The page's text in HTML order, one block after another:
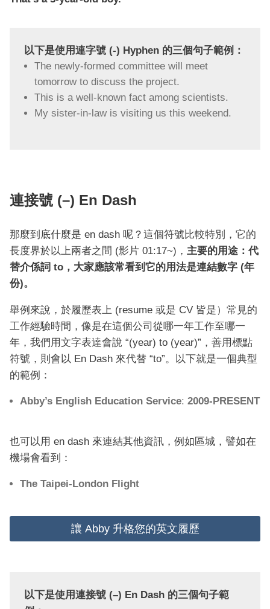
以下是使用連字號 (-) Hyphen 的三個句子範例：
The newly-formed committee will meet
tomorrow to discuss the project.
This is a well-known fact among scientists.
My sister-in-law is visiting us this weekend.
連接號 (–) En Dash
那麼到底什麼是 en dash 呢？這個符號比較特別，它的
長度界於以上兩者之間 (影片 01:17~)， 主要的用途：代
替介係詞 to，大家應該常看到它的用法是連結數字 (年
份)。
舉例來說，於履歷表上 (resume 或是 CV 皆是）常見的
工作經驗時間，像是在這個公司從哪一年工作至哪一
年，我們用文字表達會說 “(year) to (year)”，善用標點
符號，則會以 En Dash 來代替 “to”。以下就是一個典型
的範例：
Abby’s English Education Service: 2009-PRESENT
也可以用 en dash 來連結其他資訊，例如區城，譬如在
機場會看到：
The Taipei-London Flight
讓 Abby 升格您的英文履歷
以下是使用連接號 (–) En Dash 的三個句子範